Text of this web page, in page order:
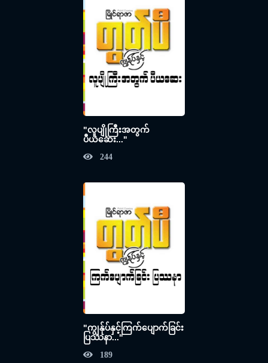
"လူပျိုကြီးအတွက်
ပီယဆေး..."
244
"ကျွန်ုပ်နှင့်ကြက်ပျောက်ခြင်း
ပြဿနာ..."
189